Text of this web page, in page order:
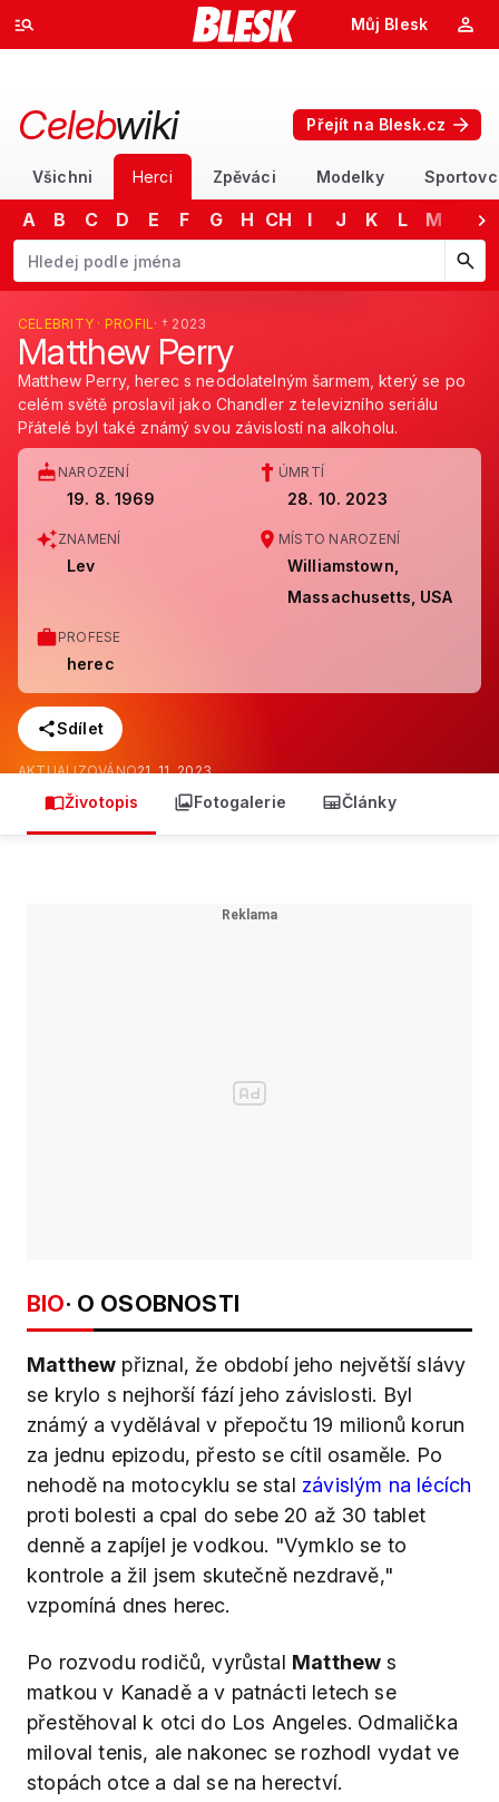
Můj Blesk
Celebwiki Přejít na Blesk.cz
Všichni Herci Zpěváci Modelky
A B C D E F G H CH I J K L M
Začněte psát jméno. Šipkami dolů a nahoru procházejte návrhy,
CELEBRITY · PROFIL· † 2023
Matthew Perry
Matthew Perry, herec s neodolatelným šarmem, který se po
celém světě proslavil jako Chandler z televizního seriálu
Přátelé byl také známý svou závislostí na alkoholu.
NAROZENÍ
19. 8. 1969
ÚMRTÍ
28. 10. 2023
ZNAMENÍ
Lev
MÍSTO NAROZENÍ
Williamstown,
Massachusetts, USA
PROFESE
herec
Sdílet
AKTUALIZOVÁNO21. 11. 2023
Životopis Fotogalerie Články
BIO· O OSOBNOSTI
Matthew přiznal, že období jeho největší slávy
se krylo s nejhorší fází jeho závislosti. Byl
známý a vydělával v přepočtu 19 milionů korun
za jednu epizodu, přesto se cítil osaměle. Po
nehodě na motocyklu se stal závislým na lécích
proti bolesti a cpal do sebe 20 až 30 tablet
denně a zapíjel je vodkou. "Vymklo se to
kontrole a žil jsem skutečně nezdravě,"
vzpomíná dnes herec.
Po rozvodu rodičů, vyrůstal Matthew s
matkou v Kanadě a v patnácti letech se
přestěhoval k otci do Los Angeles. Odmalička
miloval tenis, ale nakonec se rozhodl vydat ve
stopách otce a dal se na herectví.